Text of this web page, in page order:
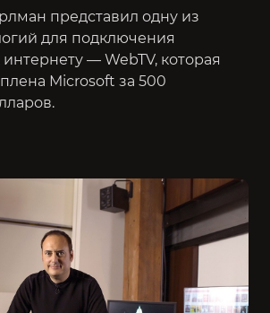
представил одну из
для подключения
— WebTV, которая
Microsoft за 500